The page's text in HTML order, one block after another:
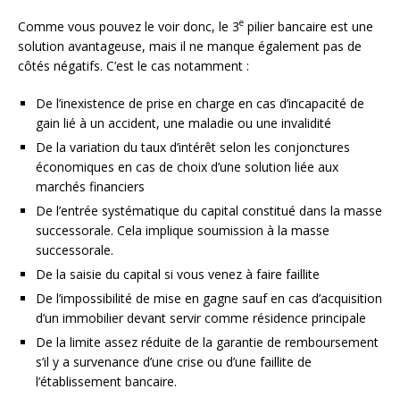
Comme vous pouvez le voir donc, le 3e pilier bancaire est une
solution avantageuse, mais il ne manque également pas de
côtés négatifs. C’est le cas notamment :
De l’inexistence de prise en charge en cas d’incapacité de
gain lié à un accident, une maladie ou une invalidité
De la variation du taux d’intérêt selon les conjonctures
économiques en cas de choix d’une solution liée aux
marchés financiers
De l’entrée systématique du capital constitué dans la masse
successorale. Cela implique soumission à la masse
successorale.
De la saisie du capital si vous venez à faire faillite
De l’impossibilité de mise en gagne sauf en cas d’acquisition
d’un immobilier devant servir comme résidence principale
De la limite assez réduite de la garantie de remboursement
s’il y a survenance d’une crise ou d’une faillite de
l’établissement bancaire.